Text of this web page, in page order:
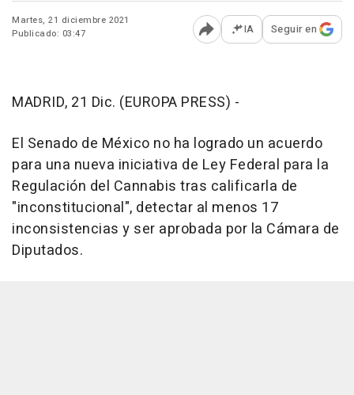
Martes, 21 diciembre 2021
Publicado: 03:47
Abrir opciones para
IA Seguir en
MADRID, 21 Dic. (EUROPA PRESS) -
El Senado de México no ha logrado un acuerdo
para una nueva iniciativa de Ley Federal para la
Regulación del Cannabis tras calificarla de
"inconstitucional", detectar al menos 17
inconsistencias y ser aprobada por la Cámara de
Diputados.